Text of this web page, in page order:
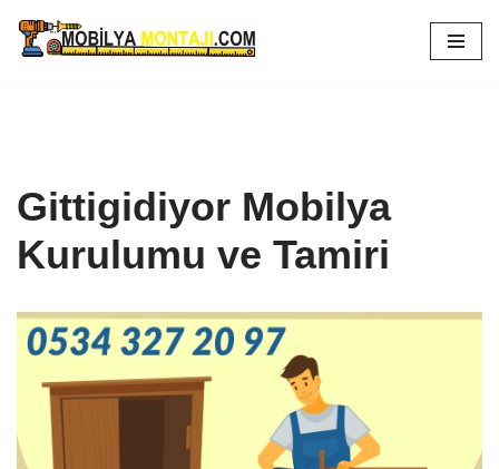
İçeriğe
Gittigidiyor Mobilya
Kurulumu ve Tamiri